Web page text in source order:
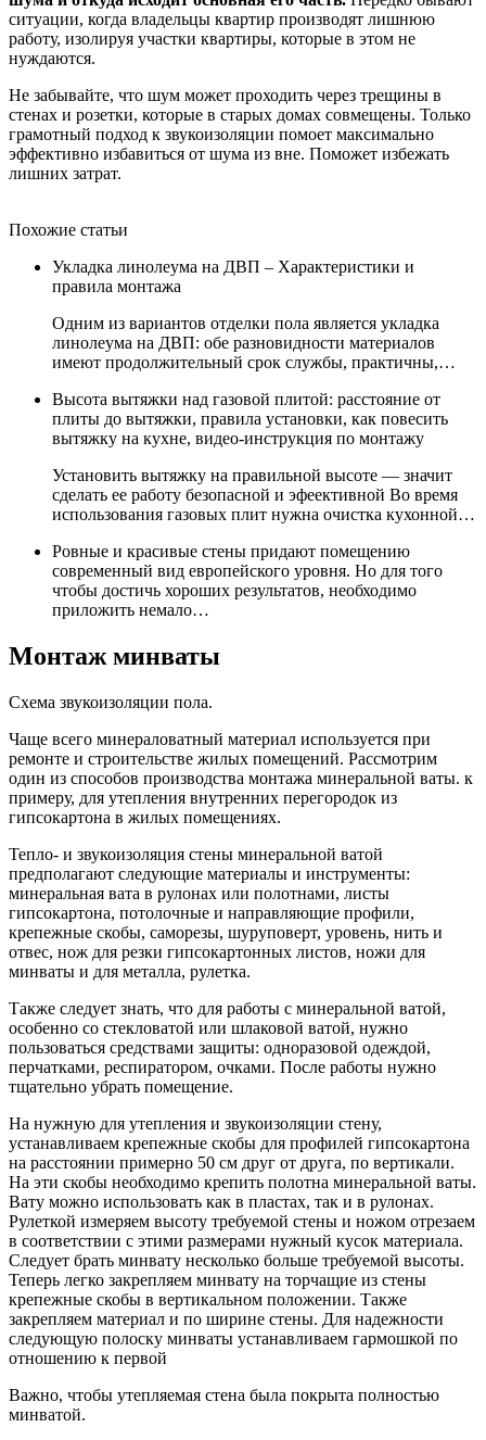
ситуации, когда владельцы квартир производят лишнюю
работу, изолируя участки квартиры, которые в этом не
нуждаются.
Не забывайте, что шум может проходить через трещины в
стенах и розетки, которые в старых домах совмещены. Только
грамотный подход к звукоизоляции помоет максимально
эффективно избавиться от шума из вне. Поможет избежать
лишних затрат.
Похожие статьи
Укладка линолеума на ДВП – Характеристики и
правила монтажа
Одним из вариантов отделки пола является укладка
линолеума на ДВП: обе разновидности материалов
имеют продолжительный срок службы, практичны,…
Высота вытяжки над газовой плитой: расстояние от
плиты до вытяжки, правила установки, как повесить
вытяжку на кухне, видео-инструкция по монтажу
Установить вытяжку на правильной высоте — значит
сделать ее работу безопасной и эфеективной Во время
использования газовых плит нужна очистка кухонной…
Ровные и красивые стены придают помещению
современный вид европейского уровня. Но для того
чтобы достичь хороших результатов, необходимо
приложить немало…
Монтаж минваты
Схема звукоизоляции пола.
Чаще всего минераловатный материал используется при
ремонте и строительстве жилых помещений. Рассмотрим
один из способов производства монтажа минеральной ваты. к
примеру, для утепления внутренних перегородок из
гипсокартона в жилых помещениях.
Тепло- и звукоизоляция стены минеральной ватой
предполагают следующие материалы и инструменты:
минеральная вата в рулонах или полотнами, листы
гипсокартона, потолочные и направляющие профили,
крепежные скобы, саморезы, шуруповерт, уровень, нить и
отвес, нож для резки гипсокартонных листов, ножи для
минваты и для металла, рулетка.
Также следует знать, что для работы с минеральной ватой,
особенно со стекловатой или шлаковой ватой, нужно
пользоваться средствами защиты: одноразовой одеждой,
перчатками, респиратором, очками. После работы нужно
тщательно убрать помещение.
На нужную для утепления и звукоизоляции стену,
устанавливаем крепежные скобы для профилей гипсокартона
на расстоянии примерно 50 см друг от друга, по вертикали.
На эти скобы необходимо крепить полотна минеральной ваты.
Вату можно использовать как в пластах, так и в рулонах.
Рулеткой измеряем высоту требуемой стены и ножом отрезаем
в соответствии с этими размерами нужный кусок материала.
Следует брать минвату несколько больше требуемой высоты.
Теперь легко закрепляем минвату на торчащие из стены
крепежные скобы в вертикальном положении. Также
закрепляем материал и по ширине стены. Для надежности
следующую полоску минваты устанавливаем гармошкой по
отношению к первой
Важно, чтобы утепляемая стена была покрыта полностью
минватой.